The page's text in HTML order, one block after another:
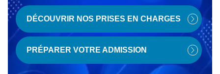
DÉCOUVRIR NOS PRISES EN CHARGES
PRÉPARER VOTRE ADMISSION